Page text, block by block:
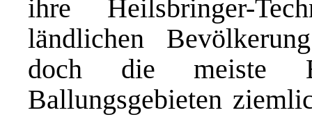
ihre Heilsbringer-
ländlichen
doch die meiste
Ballungsgebieten